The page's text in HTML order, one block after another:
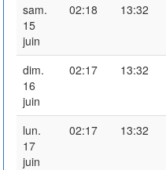
sam.
15
juin
02:18 13:32
dim.
16
juin
02:17 13:32
lun.
17
juin
02:17 13:32